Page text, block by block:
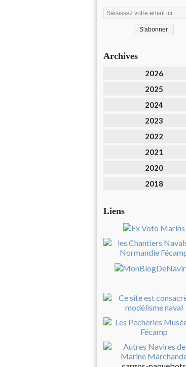
Archives
2026
2025
2024
2023
2022
2021
2020
2018
Liens